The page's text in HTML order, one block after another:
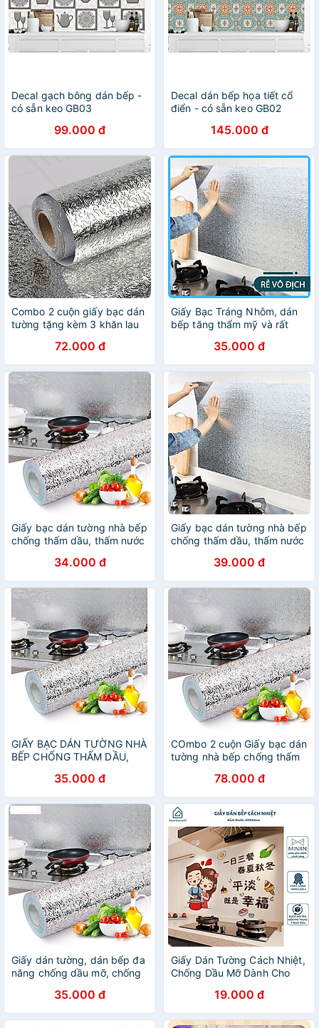
Decal gạch bông dán bếp -
có sẵn keo GB03
99.000 đ
Decal dán bếp họa tiết cổ
điển - có sẵn keo GB02
145.000 đ
Combo 2 cuộn giấy bạc dán
tường tặng kèm 3 khăn lau
72.000 đ
Giấy Bạc Tráng Nhôm, dán
bếp tăng thẩm mỹ và rất
35.000 đ
Giấy bạc dán tường nhà bếp
chống thấm dầu, thấm nước
34.000 đ
Giấy bạc dán tường nhà bếp
chống thấm dầu, thấm nước
39.000 đ
GIẤY BẠC DÁN TƯỜNG NHÀ
BẾP CHỐNG THẤM DẦU,
3m x 60cm35.000 đ
COmbo 2 cuộn Giấy bạc dán
tường nhà bếp chống thấm
3mx60cm78.000 đ
Giấy dán tường, dán bếp đa
năng chống dầu mỡ, chống
tiện ích (3 Mét Dài x 0.6 Mét
Rộng)
35.000 đ
Giấy Dán Tường Cách Nhiệt,
Chống Dầu Mỡ Dành Cho
HÀNG CHÍNH HÃNG MINIIN
19.000 đ